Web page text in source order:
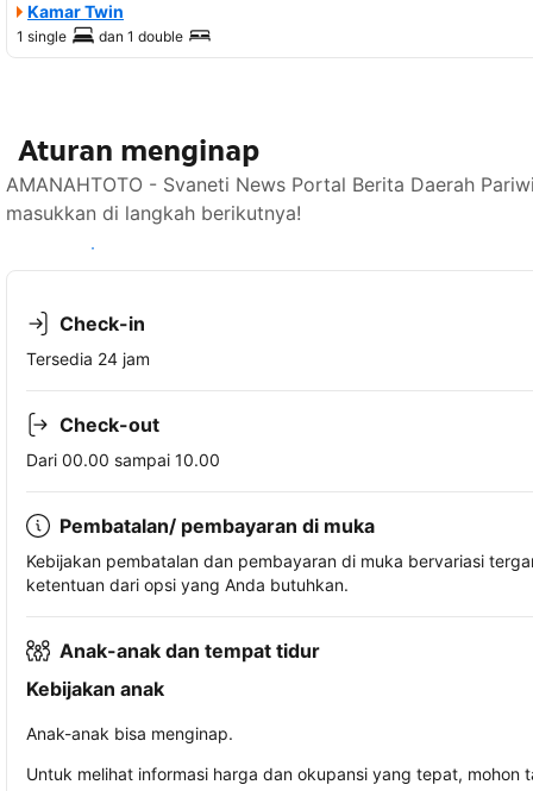
Kamar Twin
1 single dan 1 double
Aturan menginap
AMANAHTOTO - Svaneti News Portal Berita Daerah
masukkan di langkah berikutnya!
Lihat ketersediaan
Check-in
Tersedia 24 jam
Check-out
Dari 00.00 sampai 10.00
Pembatalan/ pembayaran di muka
Kebijakan pembatalan dan pembayaran di muka bervariasi
ketentuan dari opsi yang Anda butuhkan.
Anak-anak dan tempat tidur
Kebijakan anak
Anak-anak bisa menginap.
Untuk melihat informasi harga dan okupansi yang tepat,